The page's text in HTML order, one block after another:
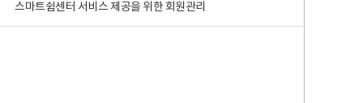
스마트쉼센터 서비스 제공을 위한 회원관리